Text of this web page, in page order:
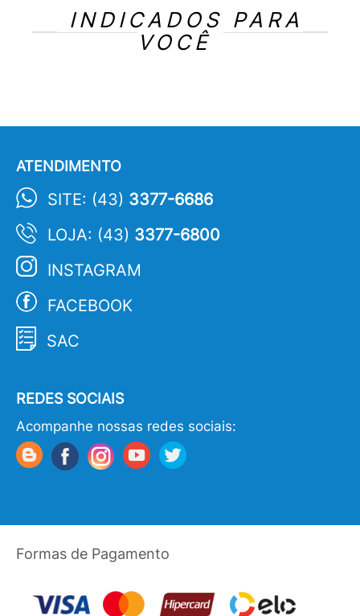
INDICADOS PARA
VOCÊ
ATENDIMENTO
SITE: (43) 3377-6686
LOJA: (43) 3377-6800
INSTAGRAM
FACEBOOK
SAC
REDES SOCIAIS
Acompanhe nossas redes sociais:
Formas de Pagamento